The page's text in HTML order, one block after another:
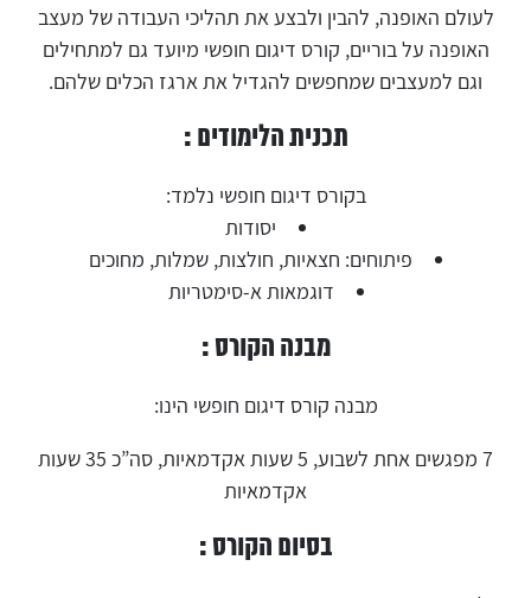
לעולם האופנה, להבין ולבצע את תהליכי העבודה של מעצב
האופנה על בוריים, קורס דיגום חופשי מיועד גם למתחילים
וגם למעצבים שמחפשים להגדיל את ארגז הכלים שלהם.
תכנית הלימודים :
בקורס דיגום חופשי נלמד:
יסודות
פיתוחים: חצאיות, חולצות, שמלות, מחוכים
דוגמאות א-סימטריות
מבנה הקורס :
מבנה קורס דיגום חופשי הינו:
7 מפגשים אחת לשבוע, 5 שעות אקדמאיות, סה”כ 35 שעות
אקדמאיות
בסיום הקורס :